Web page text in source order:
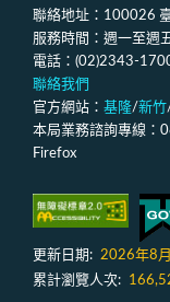
聯絡地址：100026
服務時間：週一至週
電話：(02)2343-
聯絡我們
官方網站： 基隆/新竹
本局業務諮詢專線
Firefox
更新日期: 2026年8
累計瀏覽人次: